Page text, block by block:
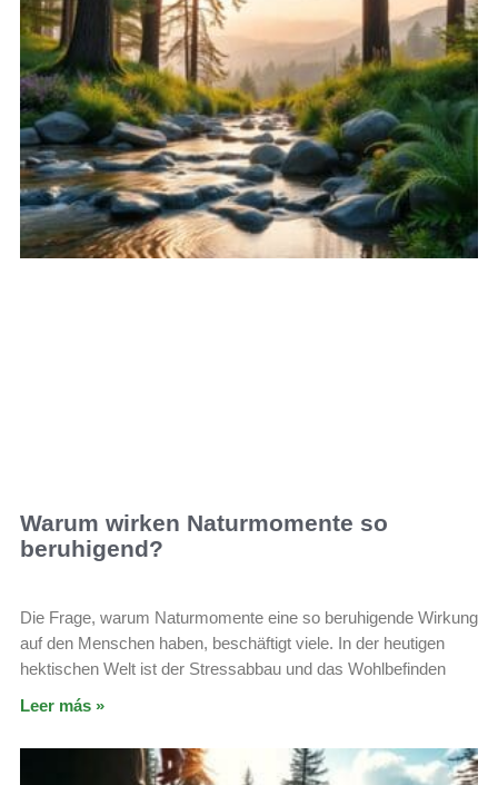
Warum wirken Naturmomente so
beruhigend?
Die Frage, warum Naturmomente eine so beruhigende Wirkung
auf den Menschen haben, beschäftigt viele. In der heutigen
hektischen Welt ist der Stressabbau und das Wohlbefinden
Leer más »